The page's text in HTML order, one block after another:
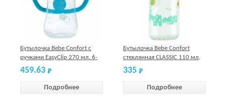
Бутылочка Bebe Confort с
ручками EasyClip 270 мл. 6-
24 мес.голубая, силикон, S2
459.63
Подробнее
Бутылочка Bebe Confort
стеклянная CLASSIC 110 мл,
латекс, 0-6 мес, S1
335
Подробнее